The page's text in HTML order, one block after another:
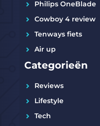
Philips OneBlade
Cowboy 4 review
Tenways fiets
Air up
Categorieën
Reviews
Lifestyle
Tech